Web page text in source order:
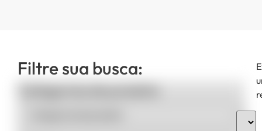
Filtre sua busca:
Categorias de produto